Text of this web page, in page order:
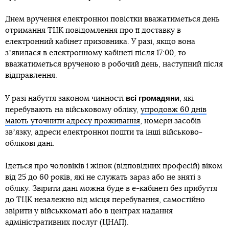
Днем вручення електронної повістки вважатиметься день
отримання ТЦК повідомлення про її доставку в
електронний кабінет призовника. У разі, якщо вона
зʼявилася в електронному кабінеті після 17:00, то
вважатиметься врученою в робочий день, наступний після
відправлення.
У разі набуття законом чинності всі громадяни, які
перебувають на військовому обліку, упродовж 60 днів
мають уточнити адресу проживання, номери засобів
звʼязку, адреси електронної пошти та інші військово-
облікові дані.
Ідеться про чоловіків і жінок (відповідних професій) віком
від 25 до 60 років, які не служать зараз або не зняті з
обліку. Звірити дані можна буде в е-кабінеті без прибуття
до ТЦК незалежно від місця перебування, самостійно
звірити у військкоматі або в центрах надання
адміністративних послуг (ЦНАП).